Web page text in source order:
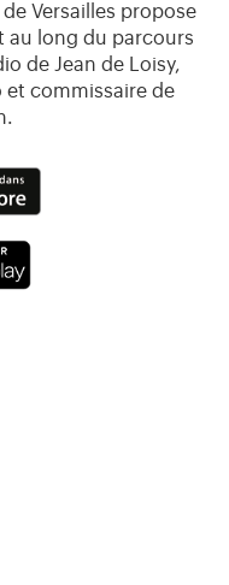
Versailles propose
au long du parcours
de Jean de Loisy,
et commissaire de